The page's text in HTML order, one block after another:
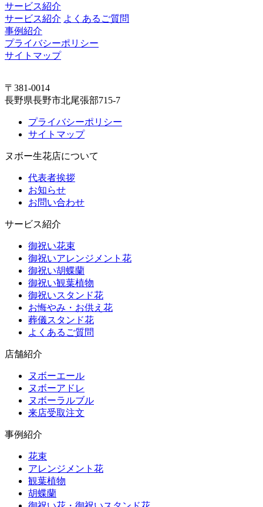
サービス紹介
サービス紹介 よくあるご質問
事例紹介
プライバシーポリシー
サイトマップ
〒381-0014
長野県長野市北尾張部715-7
プライバシーポリシー
サイトマップ
ヌボー生花店について
代表者挨拶
お知らせ
お問い合わせ
サービス紹介
御祝い花束
御祝いアレンジメント花
御祝い胡蝶蘭
御祝い観葉植物
御祝いスタンド花
お悔やみ・お供え花
葬儀スタンド花
よくあるご質問
店舗紹介
ヌボーエール
ヌボーアドレ
ヌボーラルブル
来店受取注文
事例紹介
花束
アレンジメント花
観葉植物
胡蝶蘭